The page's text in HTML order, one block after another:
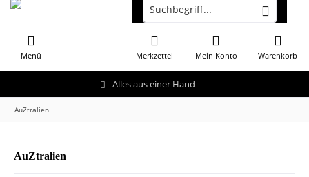
Alles aus einer Hand
Menü Warenkorb
Merkzettel Mein Konto
AuZtralien
AuZtralien